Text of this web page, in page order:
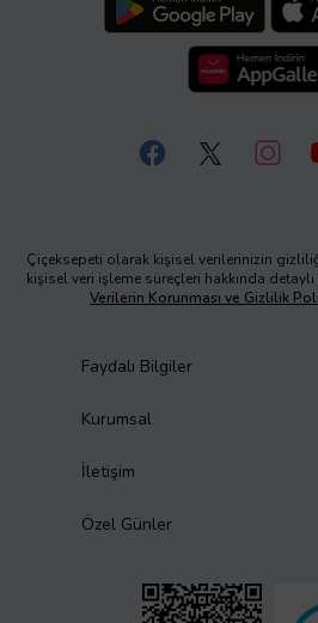
Çiçeksepeti olarak kişisel verilerinizin
kişisel veri işleme süreçleri hakkında
Verilerin Korunması ve Gizlilik
Faydalı Bilgiler
Kurumsal
İletişim
Özel Günler